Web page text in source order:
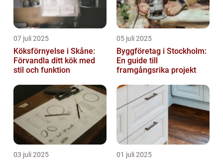
07 juli 2025
Köksförnyelse i Skåne:
Förvandla ditt kök med
stil och funktion
05 juli 2025
Byggföretag i Stockholm:
En guide till
framgångsrika projekt
03 juli 2025 01 juli 2025